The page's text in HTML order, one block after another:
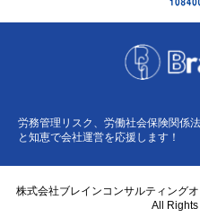
労務管理リスク、労働社会保険関係
と知恵で会社運営を応援します！
株式会社ブレインコンサルティング
All